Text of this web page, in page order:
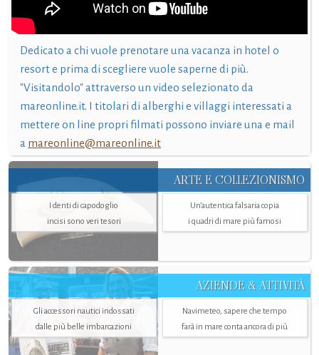
Dedicato a chi vuole prenotare una vacanza in hotel o
resort e prima di scegliere vuole saperne di più.
"Visitandolo" attraverso un video selezionato da
mareonline.it. I titolari di alberghi e villaggi interessati a
mettere on line propri filmati possono inviare una e mail
a mareonline@mareonline.it
ARTE E COLLEZIONISMO
I denti di capodoglio
incisi sono veri tesori
Un’autentica falsaria copia
i quadri di mare più famosi
AZIENDE & ATTIVITÀ
Gli accessori nautici indossati
dalle più belle imbarcazioni
Navimeteo, sapere che tempo
farà in mare conta ancora di più